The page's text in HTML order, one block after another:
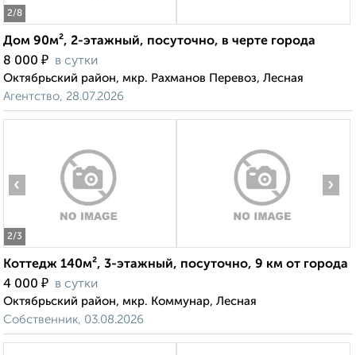
2/8
Дом 90м², 2-этажный, посуточно, в черте города
8 000 ₽ в сутки
Октябрьский район, мкр. Рахманов Перевоз, Лесная
Агентство, 28.07.2026
2/3
‹ ›
Коттедж 140м², 3-этажный, посуточно, 9 км от города
4 000 ₽ в сутки
Октябрьский район, мкр. Коммунар, Лесная
Собственник, 03.08.2026